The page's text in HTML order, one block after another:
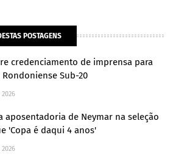
POSTAGENS
credenciamento de imprensa para
Sub-20
aposentadoria de Neymar na seleção
'Copa é daqui 4 anos'